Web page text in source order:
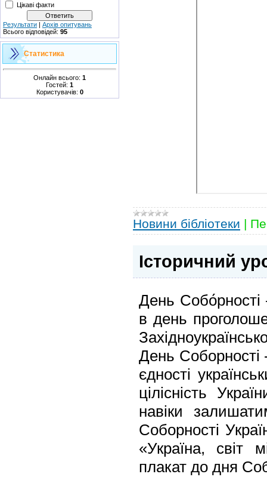
Цікаві факти
Результати | Архів опитувань
Всього відповідей: 95
Статистика
Онлайн всього: 1
Гостей: 1
Користувачів: 0
Новини бібліотеки |
Історичний
День
в день
День
єдності
цілісність
навіки
Соборності
«Україна, світ
плакат до дня